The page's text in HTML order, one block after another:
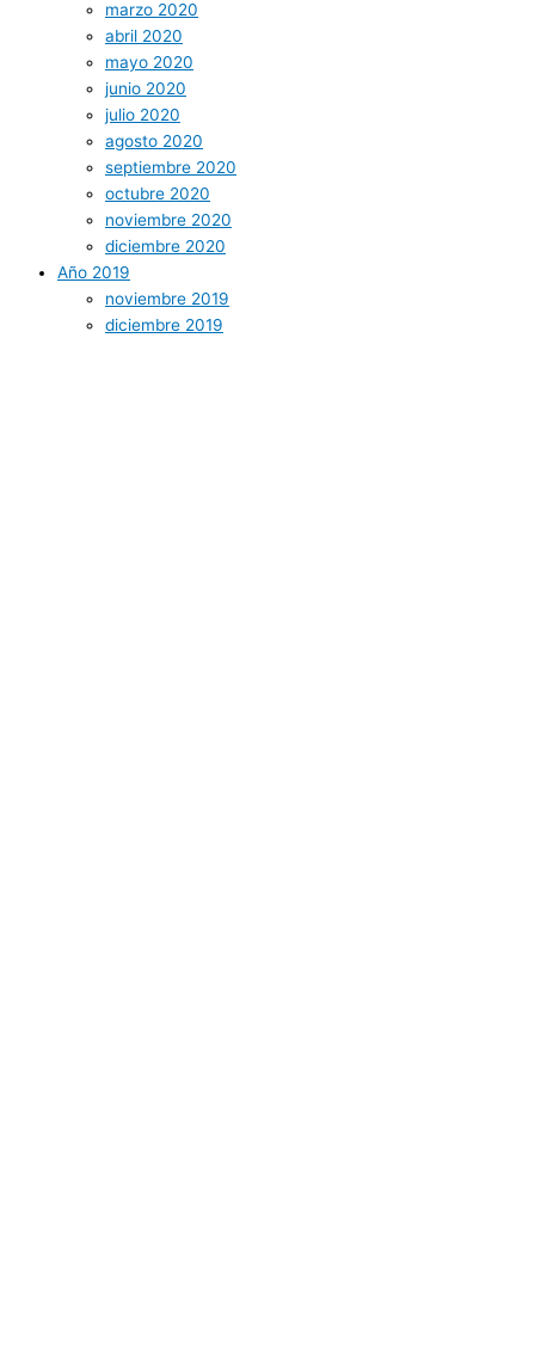
marzo 2020
abril 2020
mayo 2020
junio 2020
julio 2020
agosto 2020
septiembre 2020
octubre 2020
noviembre 2020
diciembre 2020
Año 2019
noviembre 2019
diciembre 2019